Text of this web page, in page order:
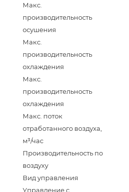
Макс.
производительность
осушения
Макс.
производительность
охлаждения
Макс.
производительность
охлаждения
Макс. поток
отработанного воздуха,
м³/час
Производительность по
воздуху
Вид управления
Управление c